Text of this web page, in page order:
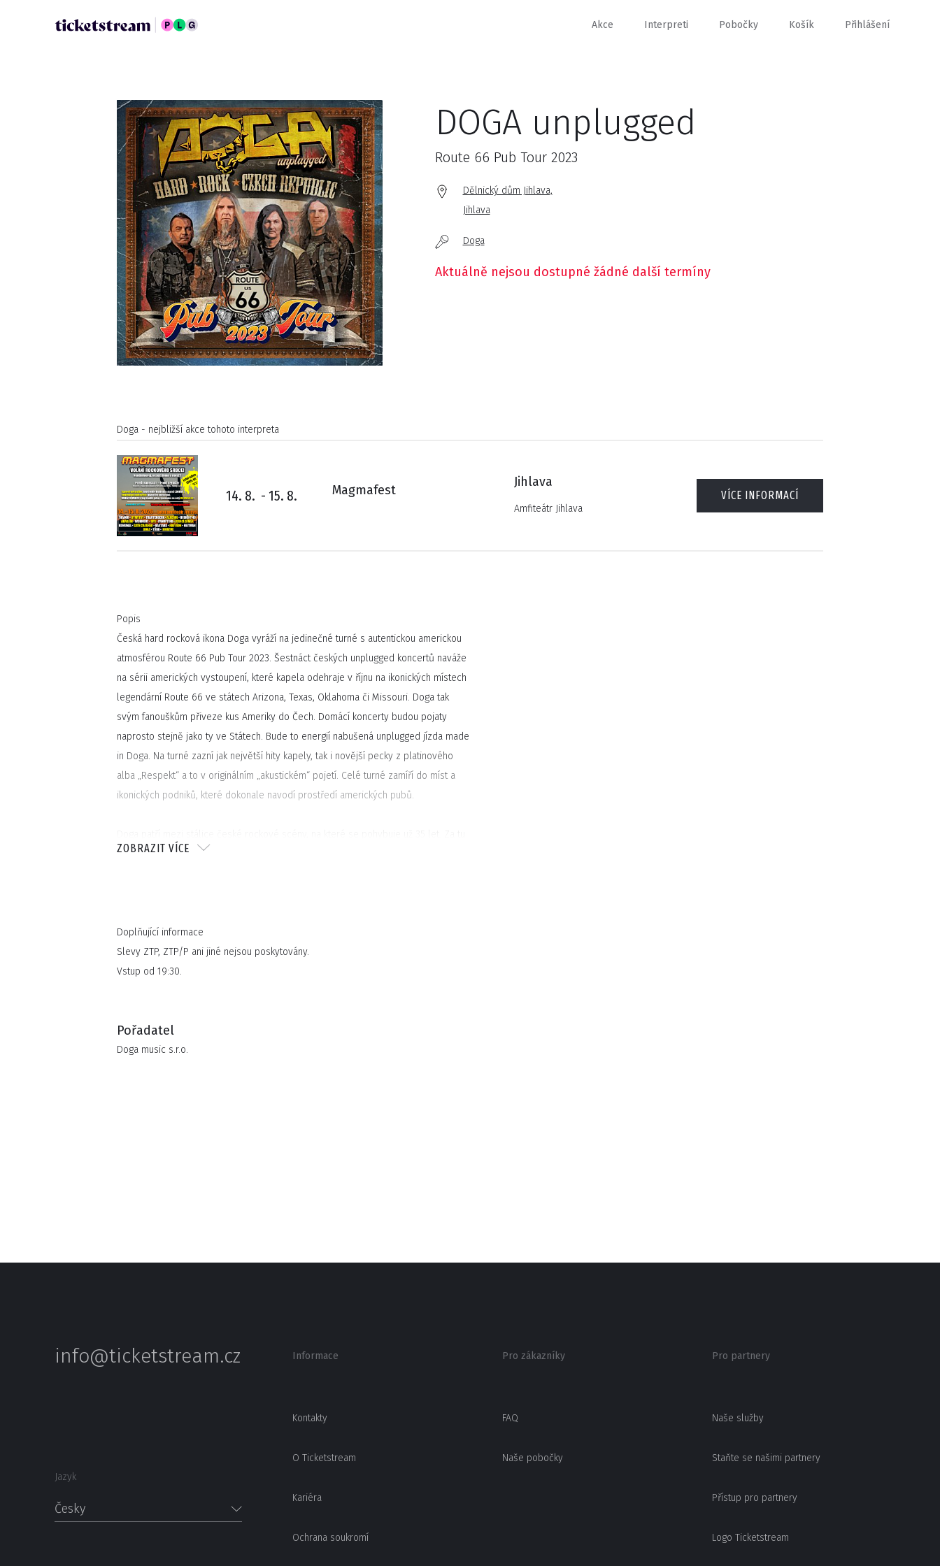
Akce Interpreti Pobočky Košík Přihlášení
DOGA unplugged
Route 66 Pub Tour 2023
Dělnický dům Jihlava,
Jihlava
Doga
Aktuálně nejsou dostupné žádné další termíny
Doga - nejbližší akce tohoto interpreta
14. 8. - 15. 8. Magmafest
Jihlava
Amfiteátr Jihlava
VÍCE INFORMACÍ
Popis
Česká hard rocková ikona Doga vyráží na jedinečné turné s autentickou americkou
atmosférou Route 66 Pub Tour 2023. Šestnáct českých unplugged koncertů naváže
na sérii amerických vystoupení, které kapela odehraje v říjnu na ikonických místech
legendární Route 66 ve státech Arizona, Texas, Oklahoma či Missouri. Doga tak
svým fanouškům přiveze kus Ameriky do Čech. Domácí koncerty budou pojaty
naprosto stejně jako ty ve Státech. Bude to energií nabušená unplugged jízda made
in Doga. Na turné zazní jak největší hity kapely, tak i novější pecky z platinového
alba „Respekt“ a to v originálním „akustickém“ pojetí. Celé turné zamíří do míst a
ikonických podniků, které dokonale navodí prostředí amerických pubů.
dobu si vydobyla status kultovní kapely, která vedle vlastních koncertů hraje
stalo také platinovým. Kapela v roce 2022 podnikla cestu do USA na legendární
matku všech silnic Route 66, aby zde natočila klip ke stejnojmenné skladbě. Video
se v Česku stalo velkým hitem a kapela tak na loňskou americkou misi naváže letos
ZOBRAZIT VÍCE
Doplňující informace
Slevy ZTP, ZTP/P ani jiné nejsou poskytovány.
Vstup od 19:30.
Pořadatel
Doga music s.r.o.
info@ticketstream.cz
Jazyk
Česky
Informace
Kontakty
O Ticketstream
Kariéra
Ochrana soukromí
Pro zákazníky
FAQ
Naše pobočky
Pro partnery
Naše služby
Staňte se našimi partnery
Přístup pro partnery
Logo Ticketstream